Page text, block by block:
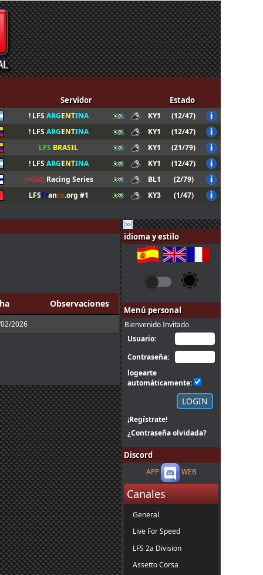
Servidor Estado
! LFS ARGENTINA KY1
(12/47)
! LFS ARGENTINA KY1
(12/47)
LFS BRASIL KY1
(21/79)
! LFS ARGENTINA KY1
(12/47)
[eGM] Racing Series BL1
(2/79)
LFSFrance.org #1 KY3 (1/47)
Observaciones
2026
idioma y estilo
Menú personal
Bienvenido Invitado
Usuario:
Contraseña:
logearte
automáticamente:
¡Regístrate!
¿Contraseña olvidada?
Discord
APP WEB
Canales
General
Live For Speed
LFS 2a Division
Assetto Corsa